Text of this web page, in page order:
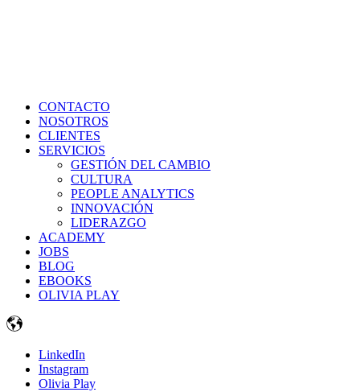
CONTACTO
NOSOTROS
CLIENTES
SERVICIOS
GESTIÓN DEL CAMBIO
CULTURA
PEOPLE ANALYTICS
INNOVACIÓN
LIDERAZGO
ACADEMY
JOBS
BLOG
EBOOKS
OLIVIA PLAY
LinkedIn
Instagram
Olivia Play